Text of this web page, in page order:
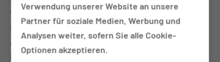
verändern die Versorgungslandschaft grundlegend.
Expertinnen und Experten diskutieren die
Auswirkungen neuer gesetzlicher
Rahmenbedingungen auf Krankenhäuser,
Verwendung unserer Website an unsere
Partner für soziale Medien, Werbung und
Analysen weiter, sofern Sie alle Cookie-
Optionen akzeptieren.